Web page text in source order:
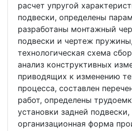
расчет упругой
подвески, определены
разработаны монтажный
подвески и чертеж
технологическая схема
анализ конструктивных
приводящих к изменению
процесса, составлен
работ, определены
установки задней
организационная форма